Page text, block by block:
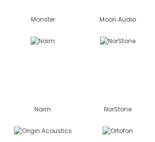
Monster Moon Audio
Naim NorStone